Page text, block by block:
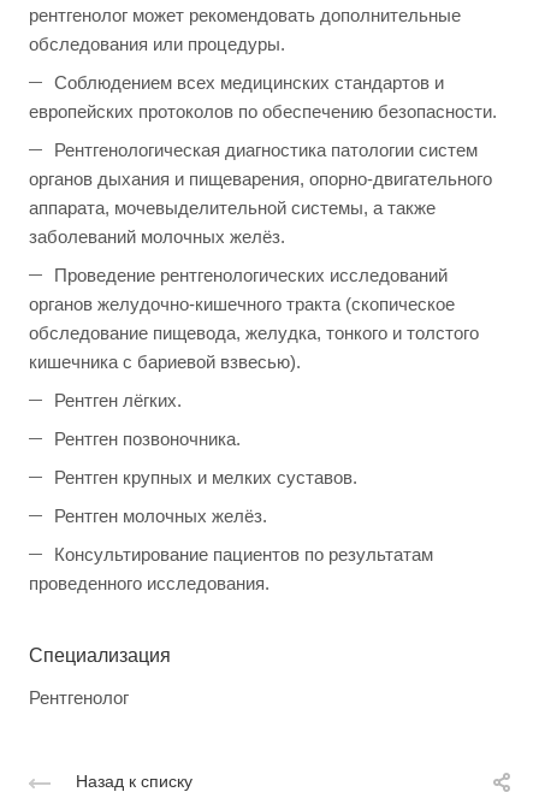
рентгенолог может рекомендовать дополнительные
обследования или процедуры.
Соблюдением всех медицинских стандартов и
европейских протоколов по обеспечению безопасности.
Рентгенологическая диагностика патологии систем
органов дыхания и пищеварения, опорно-двигательного
аппарата, мочевыделительной системы, а также
заболеваний молочных желёз.
Проведение рентгенологических исследований
органов желудочно-кишечного тракта (скопическое
обследование пищевода, желудка, тонкого и толстого
кишечника с бариевой взвесью).
Рентген лёгких.
Рентген позвоночника.
Рентген крупных и мелких суставов.
Рентген молочных желёз.
Консультирование пациентов по результатам
проведенного исследования.
Специализация
Рентгенолог
Назад к списку